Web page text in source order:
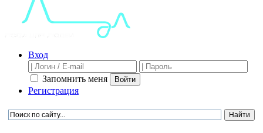
Вход
Запомнить меня Войти
Регистрация